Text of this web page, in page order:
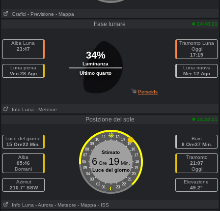
Grafici - Previsione - Mappa
Fase lunare 14:48:21
Alba Luna
23:47
Luna piena
Ven 28 Ago
34%
Luminanza
Ultimo quarto
Tramonto Luna
Oggi
17:15
Luna nuova
Mer 12 Ago
Perseids
Info Luna - Meteore
Posizione del sole 14:48:21
Luce del giorno
15 Ore22 Min.
Alba
05:46
Domani
Azimut
210.7° SSW
11 13
10
14
09
15
08
16
07
17
06
18
05
19
04
20
03
21
02
22
01 23
Stimato
6Ore 19Min.
Luce del giorno
Buio
8 Ore37 Min.
Tramonto
21:07
Oggi
Elevazione
49.2°
Info Luna - Aurora - Meteore - Mappa - ISS